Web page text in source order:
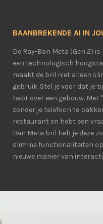
BAANBREKENDE AI IN
De Ray-Ban Meta (Gen 2)
een technologisch
maakt de bril niet alleen
gebruik. Stel je voor dat je
hebt over een gebouw.
zonder je telefoon te
restaurant en hebt een
Ban Meta bril heb je deze
slimme functionaliteiten
nieuwe manier van